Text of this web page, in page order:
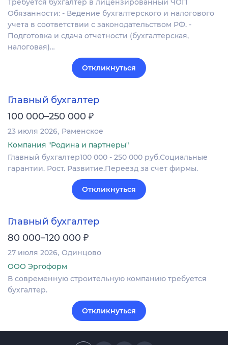
Требуется бухгалтер в лицензированный ЧОП
Обязанности: - Ведение бухгалтерского и налогового
учета в соответствии с законодательством РФ. -
Подготовка и сдача отчетности (бухгалтерская,
налоговая)…
Откликнуться
Главный бухгалтер
100 000–250 000 ₽
23 июля 2026 Раменское
Компания "Родина и партнеры"
Главный бухгалтер100 000 - 250 000 руб.Социальные
гарантии. Рост. Развитие.Переезд за счет фирмы.
Откликнуться
Главный бухгалтер
80 000–120 000 ₽
27 июля 2026 Одинцово
ООО Эргоформ
В современную строительную компанию требуется
бухгалтер.
Откликнуться